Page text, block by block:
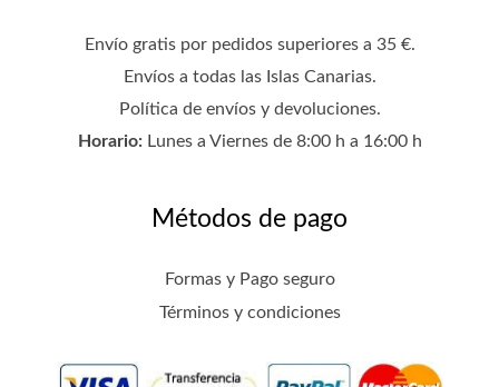
Envío gratis por pedidos superiores a 35 €.
Envíos a todas las Islas Canarias.
Política de envíos y devoluciones.
Horario:Lunes a Viernes de 8:00 h a 16:00 h
Métodos de pago
Formas y Pago seguro
Términos y condiciones